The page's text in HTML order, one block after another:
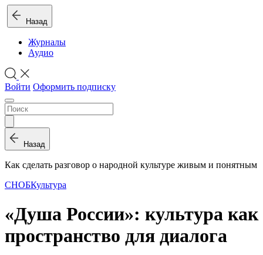
Назад
Журналы
Аудио
Войти Оформить подписку
Назад
Как сделать разговор о народной культуре живым и понятным
СНОБКультура
«Душа России»: культура как
пространство для диалога